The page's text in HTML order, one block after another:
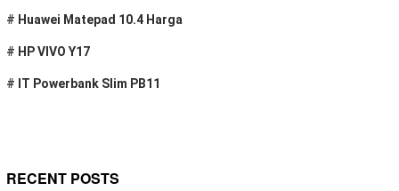
# Huawei Matepad 10.4 Harga
# HP VIVO Y17
# IT Powerbank Slim PB11
RECENT POSTS